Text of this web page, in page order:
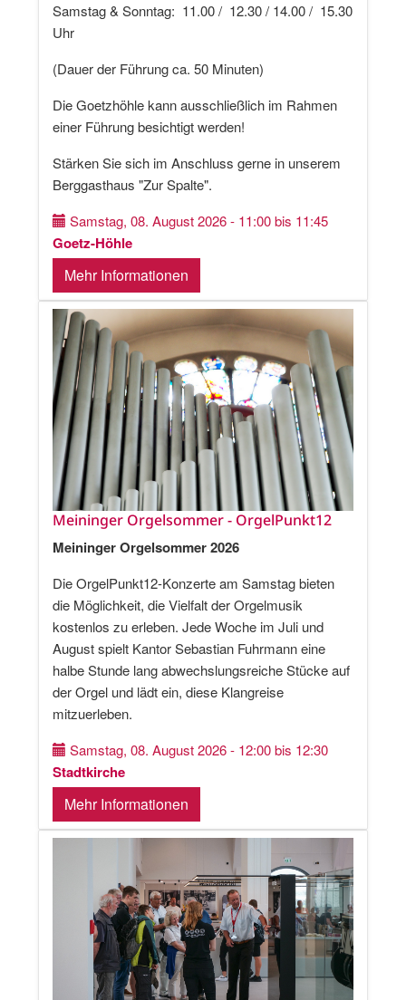
Samstag & Sonntag: 11.00 / 12.30 / 14.00 / 15.30
Uhr
(Dauer der Führung ca. 50 Minuten)
Die Goetzhöhle kann ausschließlich im Rahmen
einer Führung besichtigt werden!
Stärken Sie sich im Anschluss gerne in unserem
Berggasthaus "Zur Spalte".
Samstag, 08. August 2026 - 11:00 bis 11:45
Goetz-Höhle
Mehr Informationen
Meininger Orgelsommer - OrgelPunkt12
Meininger Orgelsommer 2026
Die OrgelPunkt12-Konzerte am Samstag bieten
die Möglichkeit, die Vielfalt der Orgelmusik
kostenlos zu erleben. Jede Woche im Juli und
August spielt Kantor Sebastian Fuhrmann eine
halbe Stunde lang abwechslungsreiche Stücke auf
der Orgel und lädt ein, diese Klangreise
mitzuerleben.
Samstag, 08. August 2026 - 12:00 bis 12:30
Stadtkirche
Mehr Informationen